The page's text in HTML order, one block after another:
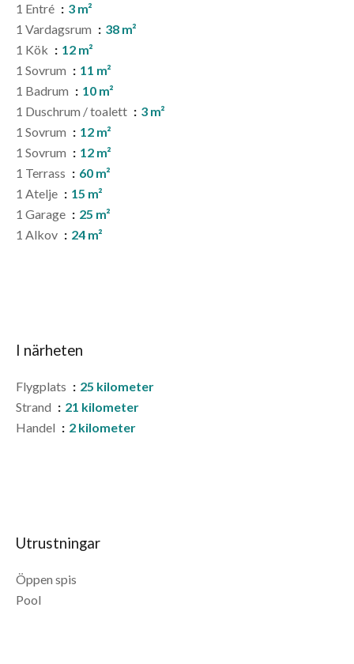
1 Entré
3 m²
1 Vardagsrum
38 m²
1 Kök
12 m²
1 Sovrum
11 m²
1 Badrum
10 m²
1 Duschrum / toalett
3 m²
1 Sovrum
12 m²
1 Sovrum
12 m²
1 Terrass
60 m²
1 Atelje
15 m²
1 Garage
25 m²
1 Alkov
24 m²
I närheten
Flygplats
25 kilometer
Strand
21 kilometer
Handel
2 kilometer
Utrustningar
Öppen spis
Pool